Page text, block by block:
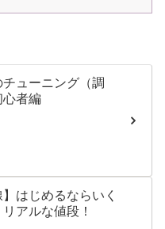
ューニング（調
者編
】はじめるならいく
アルな値段！